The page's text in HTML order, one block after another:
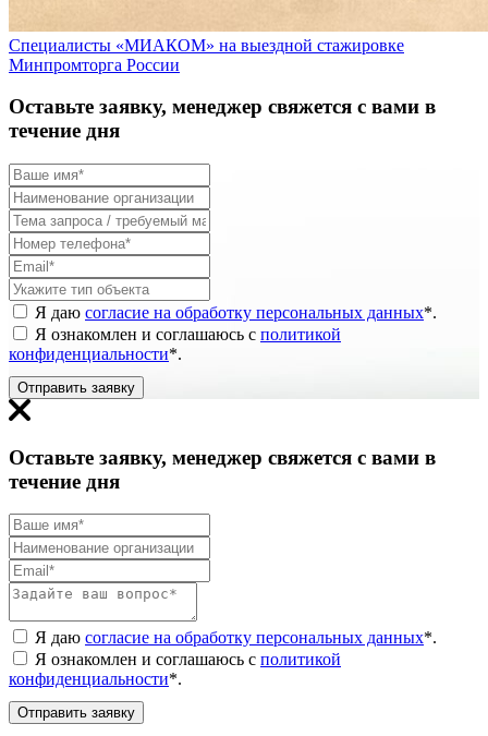
Специалисты «МИАКОМ» на выездной стажировке
Минпромторга России
Оставьте заявку, менеджер свяжется с вами в
течение дня
Я даю согласие на обработку персональных данных*.
Я ознакомлен и соглашаюсь с политикой
конфиденциальности*.
Отправить заявку
Оставьте заявку, менеджер свяжется с вами в
течение дня
Я даю согласие на обработку персональных данных*.
Я ознакомлен и соглашаюсь с политикой
конфиденциальности*.
Отправить заявку